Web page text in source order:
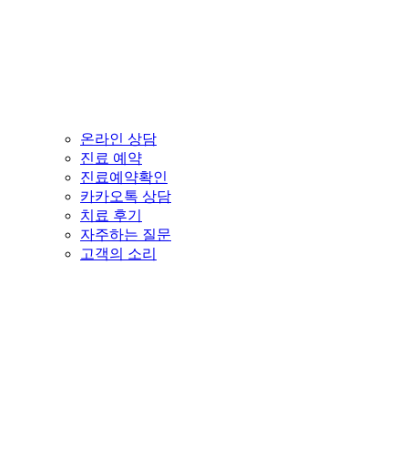
온라인 상담
진료 예약
진료예약확인
카카오톡 상담
치료 후기
자주하는 질문
고객의 소리